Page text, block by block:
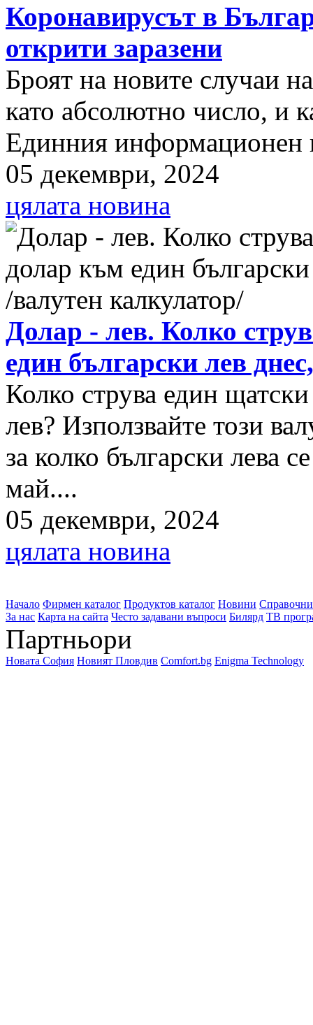
Коронавирусът в
открити заразени
Броят на новите случаи
като абсолютно число, и
Единния информационен
05 декември, 2024
цялата новина
Долар - лев. Колко
един български лев
Колко струва един
лев? Използвайте този
за колко български лева
май....
05 декември, 2024
цялата новина
Начало Фирмен каталог Продуктов каталог Новини
За нас Карта на сайта Често задавани въпроси Билярд ТВ
Партньори
Новата София Новият Пловдив Comfort.bg Enigma Technology